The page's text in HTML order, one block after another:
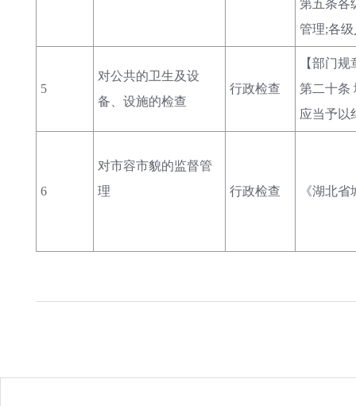
第五条各
管理;各
5
对公共的卫生及设
备、设施的检查
行政检查
【部门
第二十条
应当予以
6
对市容市貌的监督管
理
行政检查 《湖北